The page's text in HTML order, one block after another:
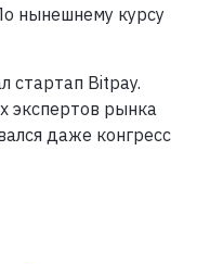
нынешнему курсу
стартап Bitpay.
экспертов рынка
даже конгресс